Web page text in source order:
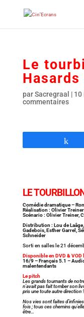
Le
parSacregraal | 10
commentaires
LE
Comédie dramatique –
Réalisation : Olivier Treiner
Scénario : Olivier Treiner,
Distribution : Lou de
Gadebois, Esther Garrel,
Schneider
Sorti en salles le 21
Disponible en DVD &
16/9 – Français 5.1 –
malentendants
Le pitch
Les grands tournants de
n’avait pas fait tomber son
pris une toute autre direction
Nos vies sont faites
fois ; tous ces chemins
être…